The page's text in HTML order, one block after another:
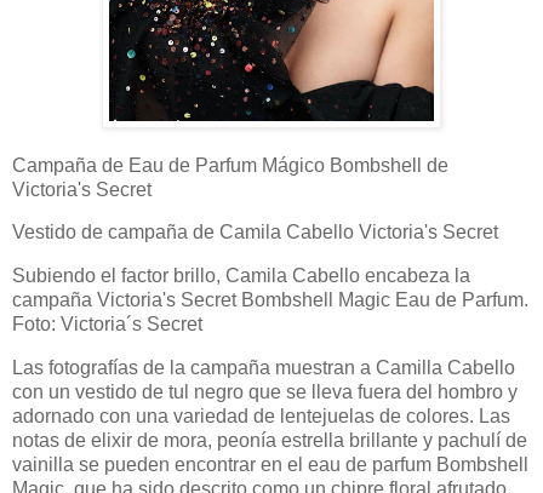
Campaña de Eau de Parfum Mágico Bombshell de
Victoria's Secret
Vestido de campaña de Camila Cabello Victoria's Secret
Subiendo el factor brillo, Camila Cabello encabeza la
campaña Victoria's Secret Bombshell Magic Eau de Parfum.
Foto: Victoria´s Secret
Las fotografías de la campaña muestran a Camilla Cabello
con un vestido de tul negro que se lleva fuera del hombro y
adornado con una variedad de lentejuelas de colores. Las
notas de elixir de mora, peonía estrella brillante y pachulí de
vainilla se pueden encontrar en el eau de parfum Bombshell